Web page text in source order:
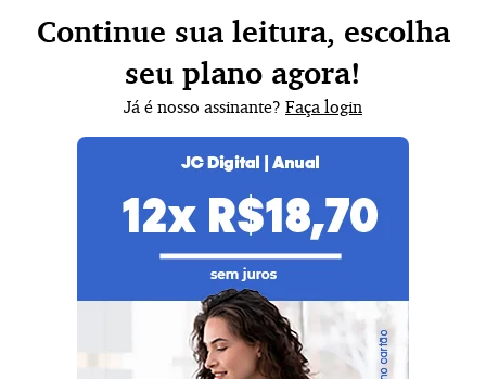
Continue sua leitura, escolha
seu plano agora!
Já é nosso assinante? Faça login